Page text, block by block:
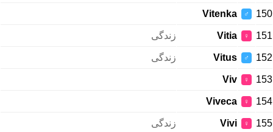
150
♂
Vitenka
151
♀
Vitia زندگی
152
♂
Vitus زندگی
153
♀
Viv
154
♀
Viveca
155
♀
Vivi زندگی